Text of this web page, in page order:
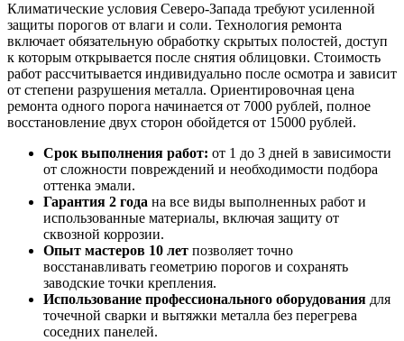
Климатические условия Северо-Запада требуют усиленной
защиты порогов от влаги и соли. Технология ремонта
включает обязательную обработку скрытых полостей, доступ
к которым открывается после снятия облицовки. Стоимость
работ рассчитывается индивидуально после осмотра и зависит
от степени разрушения металла. Ориентировочная цена
ремонта одного порога начинается от 7000 рублей, полное
восстановление двух сторон обойдется от 15000 рублей.
Срок выполнения работ: от 1 до 3 дней в зависимости
от сложности повреждений и необходимости подбора
оттенка эмали.
Гарантия 2 года на все виды выполненных работ и
использованные материалы, включая защиту от
сквозной коррозии.
Опыт мастеров 10 лет позволяет точно
восстанавливать геометрию порогов и сохранять
заводские точки крепления.
Использование профессионального оборудования для
точечной сварки и вытяжки металла без перегрева
соседних панелей.